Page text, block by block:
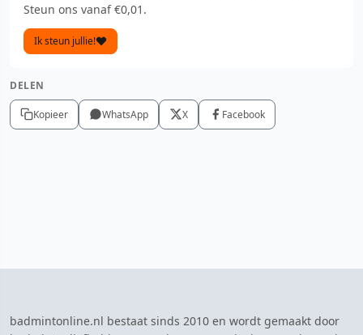
Steun ons vanaf €0,01.
Ik steun jullie!
DELEN
Kopieer WhatsApp X Facebook
badmintonline.nl bestaat sinds 2010 en wordt gemaakt door